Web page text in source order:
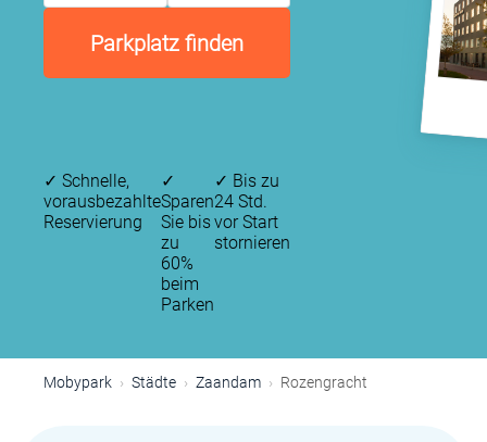
Parkplatz finden
✓ Schnelle,
vorausbezahlte
Reservierung
✓
Sparen
Sie bis
zu
60%
beim
Parken
✓ Bis zu
24 Std.
vor Start
stornieren
Mobypark Städte Zaandam Rozengracht